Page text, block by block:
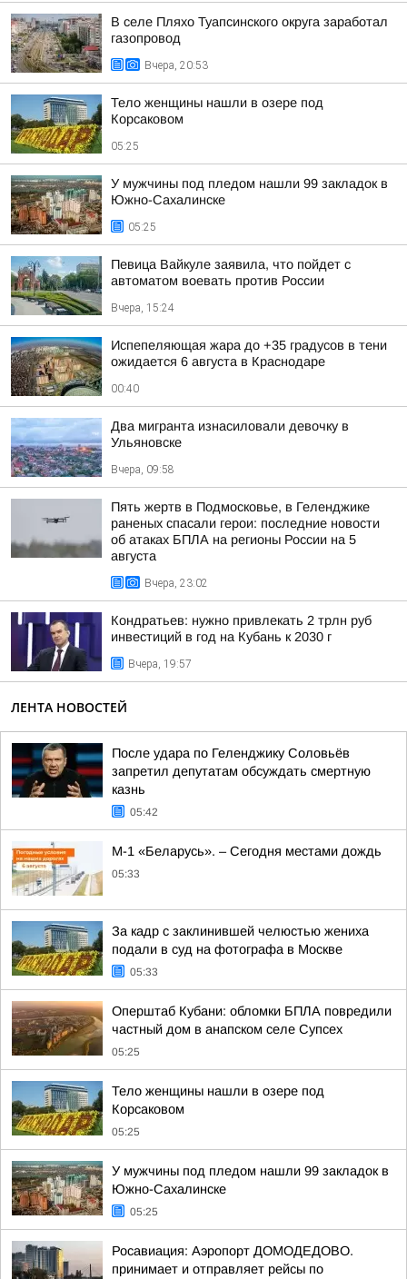
В селе Пляхо Туапсинского округа заработал
газопровод
Вчера, 20:53
Тело женщины нашли в озере под
Корсаковом
05:25
У мужчины под пледом нашли 99 закладок в
Южно-Сахалинске
05:25
Певица Вайкуле заявила, что пойдет с
автоматом воевать против России
Вчера, 15:24
Испепеляющая жара до +35 градусов в тени
ожидается 6 августа в Краснодаре
00:40
Два мигранта изнасиловали девочку в
Ульяновске
Вчера, 09:58
Пять жертв в Подмосковье, в Геленджике
раненых спасали герои: последние новости
об атаках БПЛА на регионы России на 5
августа
Вчера, 23:02
Кондратьев: нужно привлекать 2 трлн руб
инвестиций в год на Кубань к 2030 г
Вчера, 19:57
ЛЕНТА НОВОСТЕЙ
После удара по Геленджику Соловьёв
запретил депутатам обсуждать смертную
казнь
05:42
М-1 «Беларусь». – Сегодня местами дождь
05:33
За кадр с заклинившей челюстью жениха
подали в суд на фотографа в Москве
05:33
Оперштаб Кубани: обломки БПЛА повредили
частный дом в анапском селе Супсех
05:25
Тело женщины нашли в озере под
Корсаковом
05:25
У мужчины под пледом нашли 99 закладок в
Южно-Сахалинске
05:25
Росавиация: Аэропорт ДОМОДЕДОВО.
принимает и отправляет рейсы по